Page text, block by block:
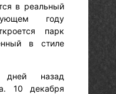
в реальный
году
парк
в стиле
назад
10 декабря